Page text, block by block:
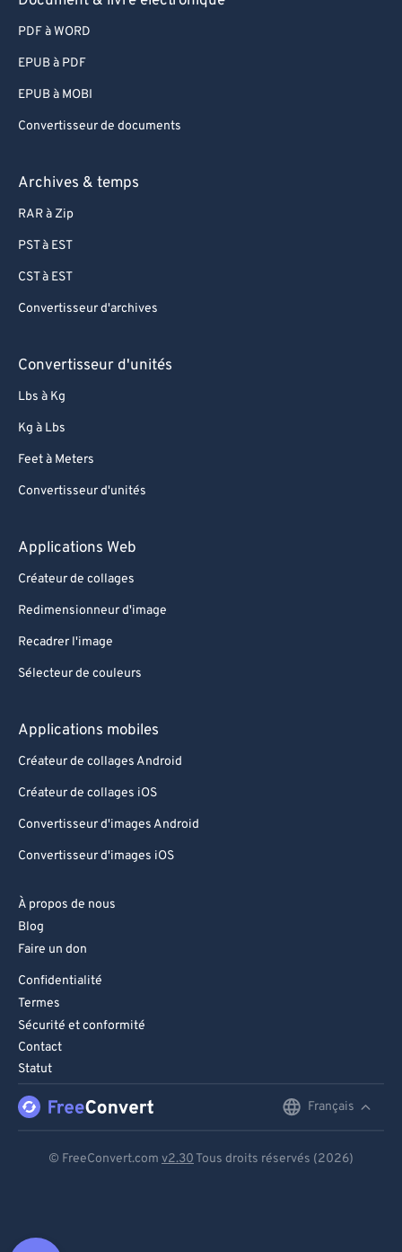
PDF à WORD
EPUB à PDF
EPUB à MOBI
Convertisseur de documents
Archives & temps
RAR à Zip
PST à EST
CST à EST
Convertisseur d'archives
Convertisseur d'unités
Lbs à Kg
Kg à Lbs
Feet à Meters
Convertisseur d'unités
Applications Web
Créateur de collages
Redimensionneur d'image
Recadrer l'image
Sélecteur de couleurs
Applications mobiles
Créateur de collages Android
Créateur de collages iOS
Convertisseur d'images Android
Convertisseur d'images iOS
À propos de nous
Blog
Faire un don
Confidentialité
Termes
Sécurité et conformité
Contact
Statut
Français
© FreeConvert.com v2.30 Tous droits réservés (2026)